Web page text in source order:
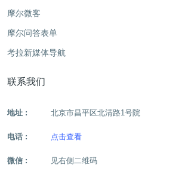
摩尔微客
摩尔问答表单
考拉新媒体导航
联系我们
地址 : 北京市昌平区北清路1号院
电话 : 点击查看
微信 : 见右侧二维码